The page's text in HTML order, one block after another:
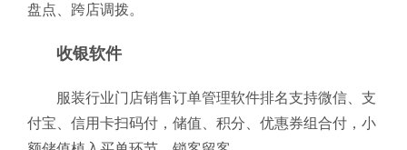
盘点、跨店调拨。
收银软件
服装行业门店销售订单管理软件排名支持微信、支
付宝、信用卡扫码付，储值、积分、优惠券组合付，小